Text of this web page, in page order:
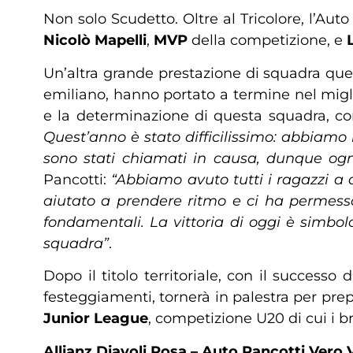
Non solo Scudetto. Oltre al Tricolore,
Nicolò Mapelli, MVP della competizione, e
Un’altra grande prestazione di squadra
emiliano, hanno portato a termine nel
e la determinazione di questa squadra,
Quest’anno è stato difficilissimo:
sono stati chiamati in causa, dunque
Pancotti: “Abbiamo avuto tutti i ragazzi a
aiutato a prendere ritmo e ci ha
fondamentali. La vittoria di oggi è
squadra”.
Dopo il titolo territoriale, con il successo
festeggiamenti, tornerà in palestra per
Junior League, competizione U20 di cui i